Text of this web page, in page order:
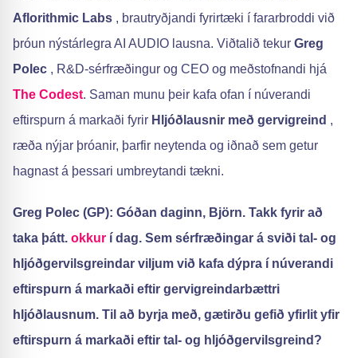
Aflorithmic Labs , brautryðjandi fyrirtæki í fararbroddi við
þróun nýstárlegra AI AUDIO lausna. Viðtalið tekur Greg
Polec , R&D-sérfræðingur og CEO og meðstofnandi hjá
The Codest. Saman munu þeir kafa ofan í núverandi
eftirspurn á markaði fyrir Hljóðlausnir með gervigreind ,
ræða nýjar þróanir, þarfir neytenda og iðnað sem getur
hagnast á þessari umbreytandi tækni.
Greg Polec (GP): Góðan daginn, Björn. Takk fyrir að
taka þátt. okkur í dag. Sem sérfræðingar á sviði tal- og
hljóðgervilsgreindar viljum við kafa dýpra í núverandi
eftirspurn á markaði eftir gervigreindarbættri
hljóðlausnum. Til að byrja með, gætirðu gefið yfirlit yfir
eftirspurn á markaði eftir tal- og hljóðgervilsgreind?